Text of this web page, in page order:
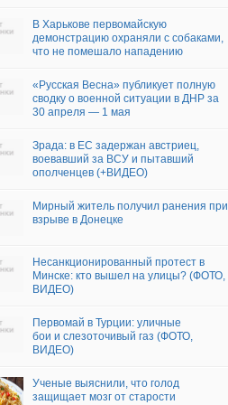
В Харькове первомайскую
демонстрацию охраняли с собаками,
что не помешало нападению
«Русская Весна» публикует полную
сводку о военной ситуации в ДНР за
30 апреля — 1 мая
Зрада: в ЕС задержан австриец,
воевавший за ВСУ и пытавший
ополченцев (+ВИДЕО)
Мирный житель получил ранения при
взрыве в Донецке
Несанкционированный протест в
Минске: кто вышел на улицы? (ФОТО,
ВИДЕО)
Первомай в Турции: уличные
бои и слезоточивый газ (ФОТО,
ВИДЕО)
Ученые выяснили, что голод
защищает мозг от старости